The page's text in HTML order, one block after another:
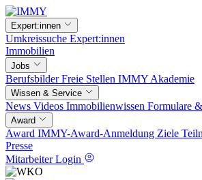
Expert:innen
Umkreissuche Expert:innen
Immobilien
Jobs
BerufsbilderFreie Stellen IMMY Akademie
Wissen & Service
News Videos Immobilienwissen Formulare
Award
Award IMMY-Award-Anmeldung Ziele
Presse
Mitarbeiter Login